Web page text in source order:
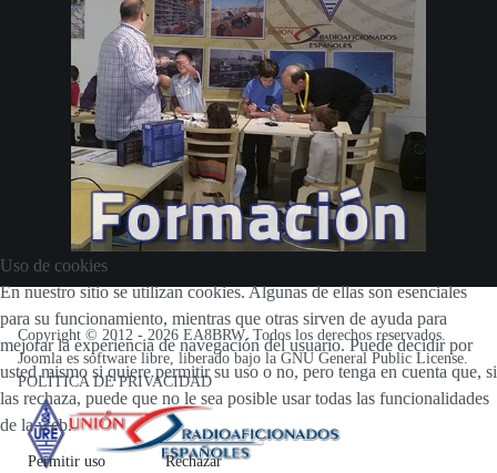
Copyright © 2012 - 2026 EA8BRW. Todos los derechos reservados.
Joomla es software libre, liberado bajo la GNU General Public License
POLÍTICA DE PRIVACIDAD
Uso de cookies
En nuestro sitio se utilizan cookies. Algunas de ellas son esenciales
para su funcionamiento, mientras que otras sirven de ayuda para
mejorar la experiencia de navegación del usuario. Puede decidir por
usted mismo si quiere permitir su uso o no, pero tenga en cuenta que, si
las rechaza, puede que no le sea posible usar todas las funcionalidades
de la web.
Permitir uso Rechazar